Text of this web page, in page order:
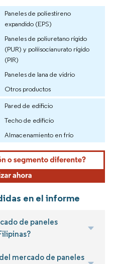
Paneles de poliestireno
expandido (EPS)
Paneles de poliuretano rígido
(PUR) y poliisocianurato rígido
(PIR)
Paneles de lana de vidrio
Otros productos
Pared de edificio
Techo de edificio
Almacenamiento en frío
en el informe
de paneles
mercado de paneles